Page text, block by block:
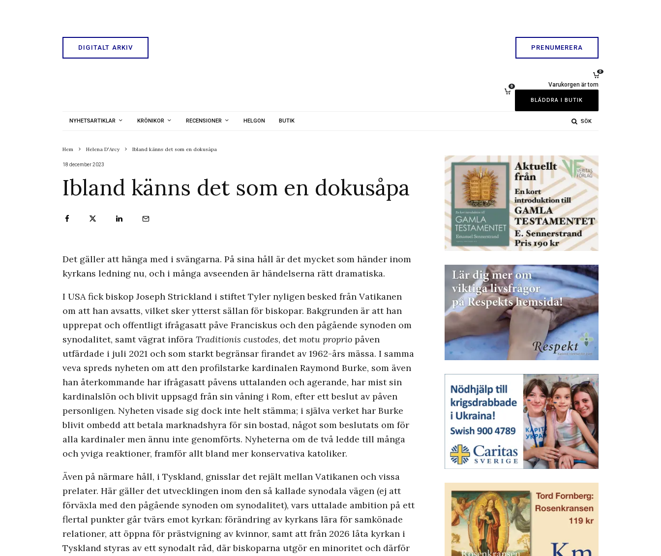
DIGITALT ARKIV PRENUMERERA
0
0
Varukorgen är tom
BLÄDDRA I BUTIK
NYHETSARTIKLAR KRÖNIKOR RECENSIONER HELGON BUTIK SÖK
Hem Helena D'Arcy Ibland känns det som en dokusåpa
18 december 2023
Ibland känns det som en dokusåpa
Det gäller att hänga med i svängarna. På sina håll är det mycket som händer inom
kyrkans ledning nu, och i många avseenden är händelserna rätt dramatiska.
I USA fick biskop Joseph Strickland i stiftet Tyler nyligen besked från Vatikanen
om att han avsatts, vilket sker ytterst sällan för biskopar. Bakgrunden är att han
upprepat och offentligt ifrågasatt påve Franciskus och den pågående synoden om
synodalitet, samt vägrat införa Traditionis custodes, detmotu proprio påven
utfärdade i juli 2021 och som starkt begränsar firandet av 1962-års mässa. I samma
veva spreds nyheten om att den profilstarke kardinalen Raymond Burke, som även
han återkommande har ifrågasatt påvens uttalanden och agerande, har mist sin
kardinalslön och blivit uppsagd från sin våning i Rom, efter ett beslut av påven
personligen. Nyheten visade sig dock inte helt stämma; i själva verket har Burke
blivit ombedd att betala marknadshyra för sin bostad, något som beslutats om för
alla kardinaler men ännu inte genomförts. Nyheterna om de två ledde till många
och yviga reaktioner, framför allt bland mer konservativa katoliker.
Även på närmare håll, i Tyskland, gnisslar det rejält mellan Vatikanen och vissa
prelater. Här gäller det utvecklingen inom den så kallade synodala vägen (ej att
förväxla med den pågående synoden om synodalitet), vars uttalade ambition på ett
flertal punkter går tvärs emot kyrkan: förändring av kyrkans lära för samkönade
relationer, att öppna för prästvigning av kvinnor, samt att från 2026 låta kyrkan i
Tyskland styras av ett synodalt råd, där biskoparna utgör en minoritet och därför